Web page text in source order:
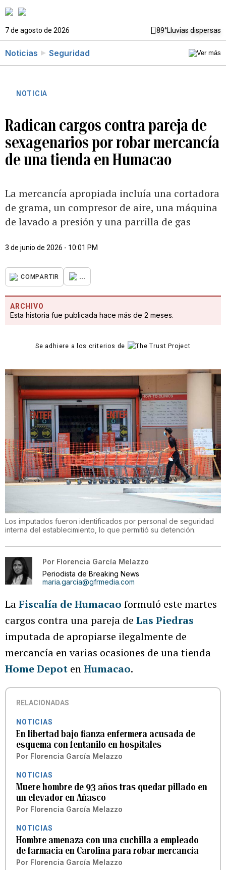
7 de agosto de 2026 89°Lluvias dispersas
Noticias Seguridad
NOTICIA
Radican cargos contra pareja de
sexagenarios por robar mercancía
de una tienda en Humacao
La mercancía apropiada incluía una cortadora
de grama, un compresor de aire, una máquina
de lavado a presión y una parrilla de gas
3 de junio de 2026 - 10:01 PM
COMPARTIR ...
ARCHIVO
Esta historia fue publicada hace más de 2 meses.
Se adhiere a los criterios de
Los imputados fueron identificados por personal de seguridad
interna del establecimiento, lo que permitió su detención.
Por Florencia García Melazzo
Periodista de Breaking News
maria.garcia@gfrmedia.com
LaFiscalía de Humacao formuló este martes
cargos contra una pareja de Las Piedras
imputada de apropiarse ilegalmente de
mercancía en varias ocasiones de una tienda
Home Depot enHumacao.
RELACIONADAS
NOTICIAS
En libertad bajo fianza enfermera acusada de
esquema con fentanilo en hospitales
Por Florencia García Melazzo
NOTICIAS
Muere hombre de 93 años tras quedar pillado en
un elevador en Añasco
Por Florencia García Melazzo
NOTICIAS
Hombre amenaza con una cuchilla a empleado
de farmacia en Carolina para robar mercancía
Por Florencia García Melazzo